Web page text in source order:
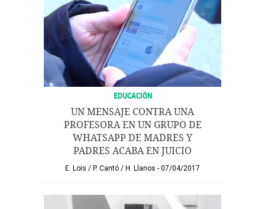
EDUCACIÓN
UN MENSAJE CONTRA UNA
PROFESORA EN UN GRUPO DE
WHATSAPP DE MADRES Y
PADRES ACABA EN JUICIO
E. Lois / P. Cantó / H. Llanos 07/04/2017